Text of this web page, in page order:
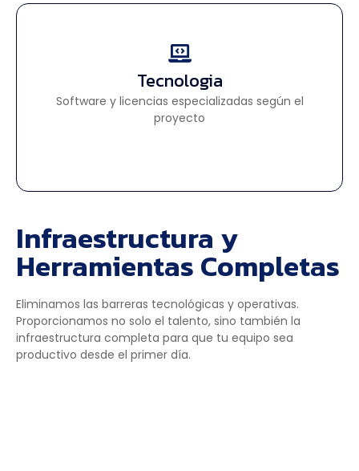
Tecnologia
Software y licencias especializadas según el
proyecto
Tecnologia
Software y licencias especializadas según el
proyecto
Infraestructura y
Herramientas Completas
Eliminamos las barreras tecnológicas y operativas.
Proporcionamos no solo el talento, sino también la
infraestructura completa para que tu equipo sea
productivo desde el primer día.